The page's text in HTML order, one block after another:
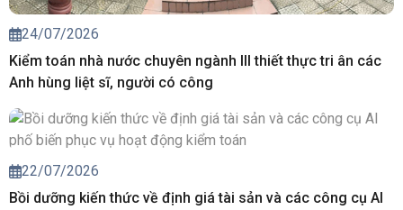
24/07/2026
Kiểm toán nhà nước chuyên ngành III thiết thực tri ân các
Anh hùng liệt sĩ, người có công
22/07/2026
Bồi dưỡng kiến thức về định giá tài sản và các công cụ AI